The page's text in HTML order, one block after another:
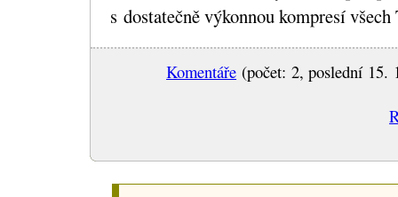
s dostatečně výkonnou kompresí všech
Komentáře (počet: 2, poslední 15.